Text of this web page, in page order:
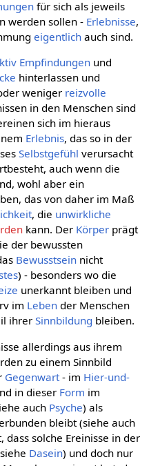
für sich als jeweils
werden sollen - Erlebnisse,
eigentlichauch sind.
Empfindungenund
hinterlassen und
weniger reizvolle
in den Menschen sind
sich im hieraus
Erlebnis, das so in der
Selbstgefühl verursacht
auch wenn die
wohl aber ein
das von daher im Maß
, die unwirkliche
kann. Der Körperprägt
der bewussten
Bewusstseinnicht
) - besonders wo die
unerkannt bleiben und
im Lebender Menschen
ihrer Sinnbildung bleiben.
allerdings aus ihrem
zu einem Sinnbild
Gegenwart- im Hier-und-
in dieser Form im
auch Psyche) als
bleibt (siehe auch
dass solche Ereinisse in der
Dasein) und doch nur